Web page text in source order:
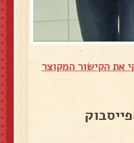
את הקישור המקוצר